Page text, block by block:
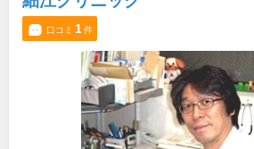
口コミ 1件